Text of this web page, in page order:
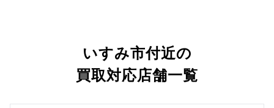
いすみ市付近の
買取対応店舗一覧